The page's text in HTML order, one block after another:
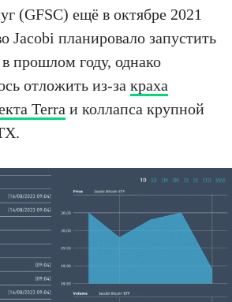
(GFSC) ещё в октябре 2021
Jacobi планировало запустить
прошлом году, однако
отложить из-за краха
Terra и коллапса крупной